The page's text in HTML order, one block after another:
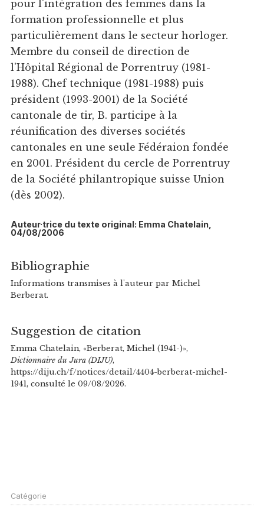
pour l'intégration des femmes dans la
formation professionnelle et plus
particulièrement dans le secteur horloger.
Membre du conseil de direction de
l'Hôpital Régional de Porrentruy (1981-
1988). Chef technique (1981-1988) puis
président (1993-2001) de la Société
cantonale de tir, B. participe à la
réunification des diverses sociétés
cantonales en une seule Fédéraion fondée
en 2001. Président du cercle de Porrentruy
de la Société philantropique suisse Union
(dès 2002).
Auteur·trice du texte original: Emma Chatelain,
04/08/2006
Bibliographie
Informations transmises à l'auteur par Michel
Berberat.
Suggestion de citation
Emma Chatelain, «Berberat, Michel (1941-)»,
Dictionnaire du Jura (DIJU),
https://diju.ch/f/notices/detail/4404-berberat-michel-
1941, consulté le 09/08/2026.
Catégorie